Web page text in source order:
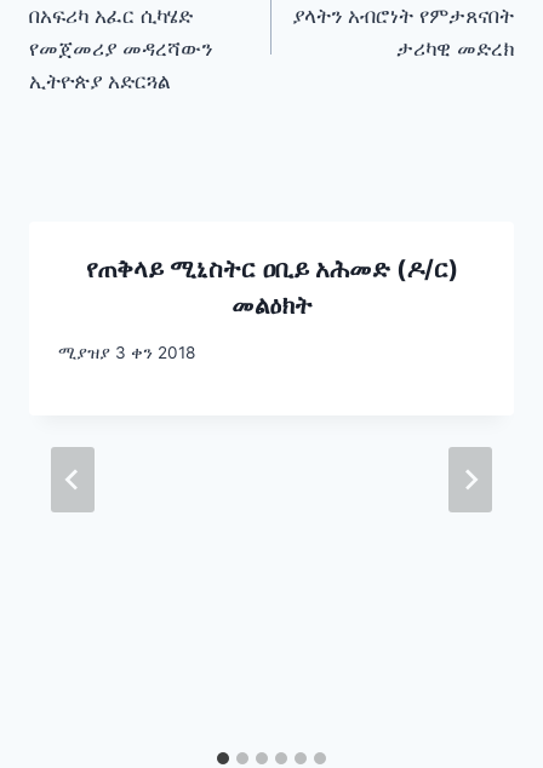
በአፍሪካ አፈር ሲካሄድ
የመጀመሪያ መዳረሻውን
ኢትዮጵያ አድርጓል
ያላትን አብሮነት የምታጸናበት
ታሪካዊ መድረክ
የጠቅላይ ሚኒስትር ዐቢይ አሕመድ (ዶ/ር)
መልዕክት
ሚያዝያ 3 ቀን 2018